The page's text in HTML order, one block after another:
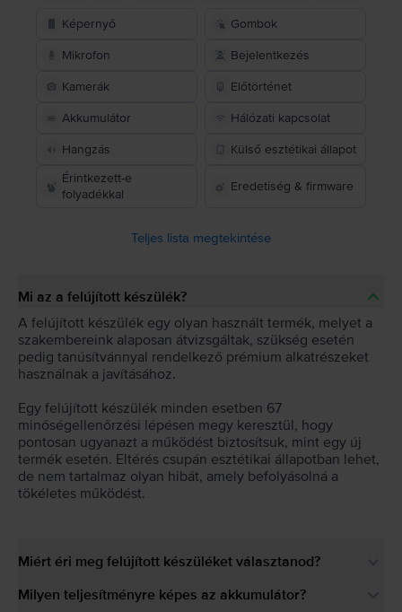
Képernyő Gombok
Mikrofon Bejelentkezés
Kamerák Előtörténet
Akkumulátor Hálózati kapcsolat
Hangzás
Külső esztétikai állapot
Érintkezett-e
folyadékkal
Eredetiség & firmware
Teljes lista megtekintése
Mi az a felújított készülék?
A felújított készülék egy olyan használt termék, melyet a
szakembereink alaposan átvizsgáltak, szükség esetén
pedig tanúsítvánnyal rendelkező prémium alkatrészeket
használnak a javításához.
Egy felújított készülék minden esetben 67
minőségellenőrzési lépésen megy keresztül, hogy
pontosan ugyanazt a működést biztosítsuk, mint egy új
termék esetén. Eltérés csupán esztétikai állapotban lehet,
de nem tartalmaz olyan hibát, amely befolyásolná a
tökéletes működést.
Miért éri meg felújított készüléket választanod?
Milyen teljesítményre képes az akkumulátor?